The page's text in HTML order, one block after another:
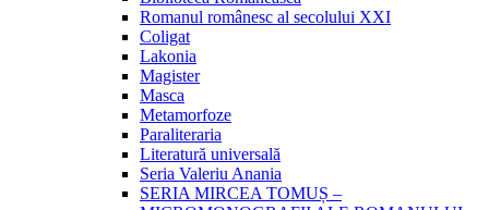
Romanul românesc al secolului XXI
Coligat
Lakonia
Magister
Masca
Metamorfoze
Paraliteraria
Literatură universală
Seria Valeriu Anania
SERIA MIRCEA TOMUȘ –